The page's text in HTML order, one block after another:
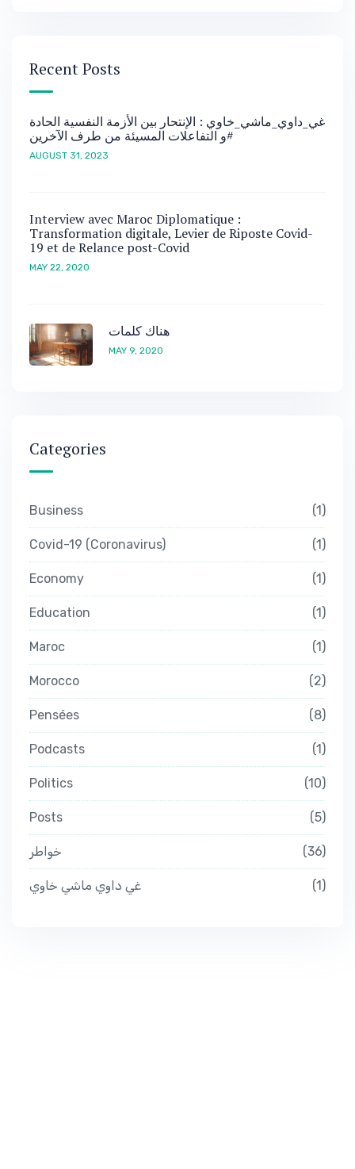
Recent Posts
غي_داوي_ماشي_خاوي : الإنتحار بين الأزمة النفسية الحادة
و التفاعلات المسيئة من طرف الآخرين#
AUGUST 31, 2023
Interview avec Maroc Diplomatique :
Transformation digitale, Levier de Riposte Covid-
19 et de Relance post-Covid
MAY 22, 2020
هناك كلمات
MAY 9, 2020
Categories
Business 1
Covid-19 (Coronavirus) 1
Economy 1
Education 1
Maroc 1
Morocco 2
Pensées 8
Podcasts 1
Politics 10
Posts 5
خواطر 36
غي داوي ماشي خاوي 1